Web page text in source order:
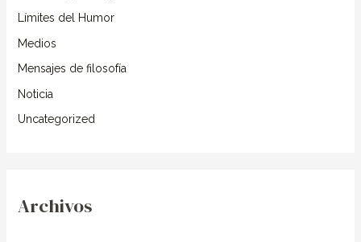
Límites del Humor
Medios
Mensajes de filosofía
Noticia
Uncategorized
Archivos